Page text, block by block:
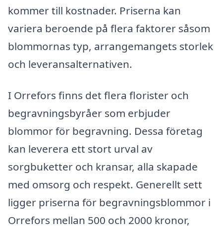
kommer till kostnader. Priserna kan
variera beroende på flera faktorer såsom
blommornas typ, arrangemangets storlek
och leveransalternativen.
I Orrefors finns det flera florister och
begravningsbyråer som erbjuder
blommor för begravning. Dessa företag
kan leverera ett stort urval av
sorgbuketter och kransar, alla skapade
med omsorg och respekt. Generellt sett
ligger priserna för begravningsblommor i
Orrefors mellan 500 och 2000 kronor,